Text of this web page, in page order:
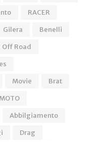
RACER
Gilera
Benelli
Off Road
Movie
Brat
MOTO
Abbilgiamento
Drag